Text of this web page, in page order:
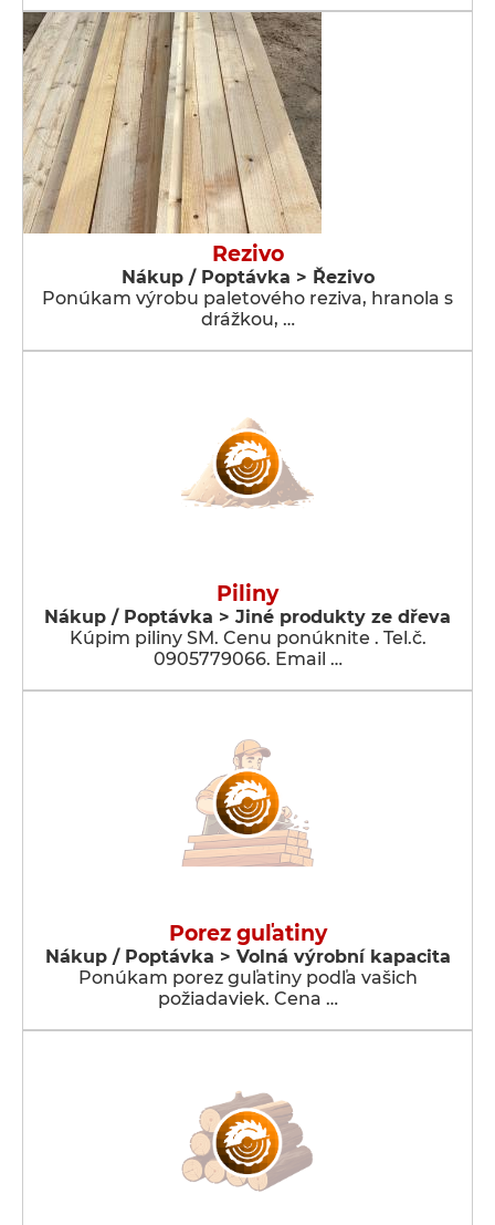
Rezivo
Nákup / Poptávka > Řezivo
Ponúkam výrobu paletového reziva, hranola s
drážkou, …
Piliny
Nákup / Poptávka > Jiné produkty ze dřeva
Kúpim piliny SM. Cenu ponúknite . Tel.č.
0905779066. Email …
Porez guľatiny
Nákup / Poptávka > Volná výrobní kapacita
Ponúkam porez guľatiny podľa vašich
požiadaviek. Cena …